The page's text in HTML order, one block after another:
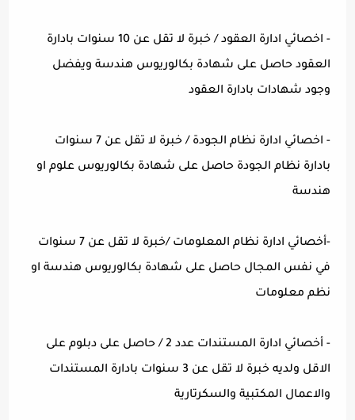
- اخصائي ادارة العقود / خبرة لا تقل عن 10 سنوات بادارة
العقود حاصل على شهادة بكالوريوس هندسة ويفضل
وجود شهادات بادارة العقود
- اخصائي ادارة نظام الجودة / خبرة لا تقل عن 7 سنوات
بادارة نظام الجودة حاصل على شهادة بكالوريوس علوم او
هندسة
-أخصائي ادارة نظام المعلومات /خبرة لا تقل عن 7 سنوات
في نفس المجال حاصل على شهادة بكالوريوس هندسة او
نظم معلومات
- أخصائي ادارة المستندات عدد 2 / حاصل على دبلوم على
الاقل ولديه خبرة لا تقل عن 3 سنوات بادارة المستندات
والاعمال المكتبية والسكرتارية